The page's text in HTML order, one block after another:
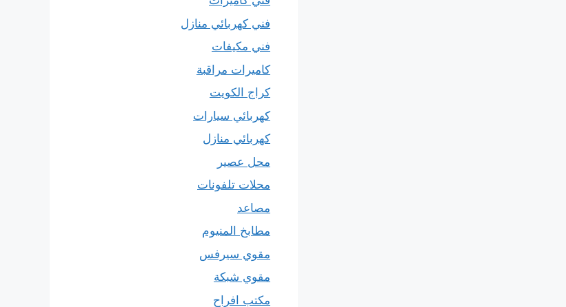
فني كهربائي منازل
فني مكيفات
كاميرات مراقبة
كراج الكويت
كهربائي سيارات
كهربائي منازل
محل عصير
محلات تلفونات
مصاعد
مطابخ المنيوم
مقوي سيرفس
مقوي شبكة
مكتب افراح